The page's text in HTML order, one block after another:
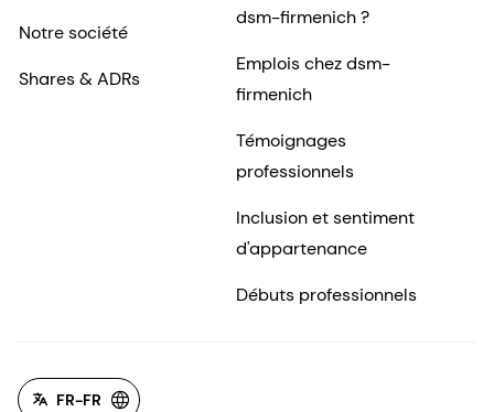
Notre société
Shares & ADRs
dsm-firmenich ?
Emplois chez dsm-
firmenich
Témoignages
professionnels
Inclusion et sentiment
d'appartenance
Débuts professionnels
FR-FR